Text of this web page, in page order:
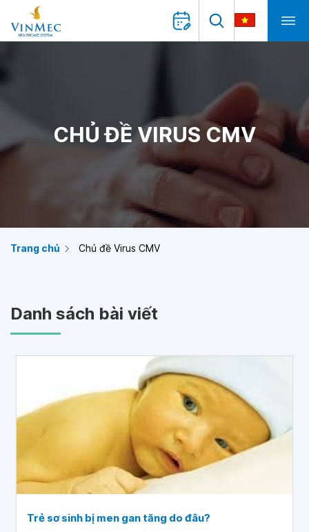
CHỦ ĐỀ VIRUS CMV
Trang chủ Chủ đề Virus CMV
Danh sách bài viết
Trẻ sơ sinh bị men gan tăng do đâu?